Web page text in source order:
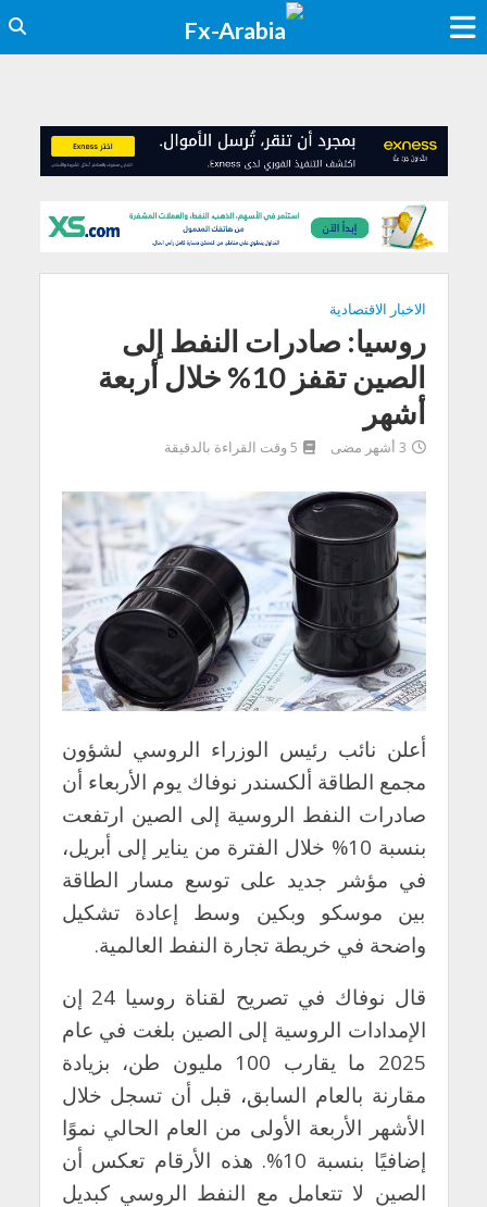
الاخبار الاقتصادية
روسيا: صادرات النفط إلى
الصين تقفز 10% خلال أربعة
أشهر
3 أشهر مضى 5 وقت القراءة بالدقيقة
أعلن نائب رئيس الوزراء الروسي لشؤون
مجمع الطاقة ألكسندر نوفاك يوم الأربعاء أن
صادرات النفط الروسية إلى الصين ارتفعت
بنسبة 10% خلال الفترة من يناير إلى أبريل،
في مؤشر جديد على توسع مسار الطاقة
بين موسكو وبكين وسط إعادة تشكيل
واضحة في خريطة تجارة النفط العالمية.
قال نوفاك في تصريح لقناة روسيا 24 إن
الإمدادات الروسية إلى الصين بلغت في عام
2025 ما يقارب 100 مليون طن، بزيادة
مقارنة بالعام السابق، قبل أن تسجل خلال
الأشهر الأربعة الأولى من العام الحالي نموًا
إضافيًا بنسبة 10%. هذه الأرقام تعكس أن
الصين لا تتعامل مع النفط الروسي كبديل